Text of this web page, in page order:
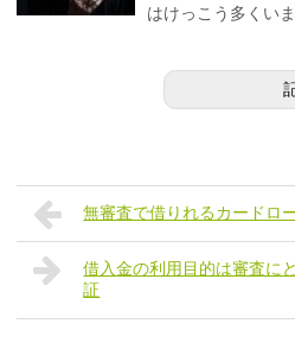
はけっこう多くい
無審査で借りれるカードロ
借入金の利用目的は審査に
証